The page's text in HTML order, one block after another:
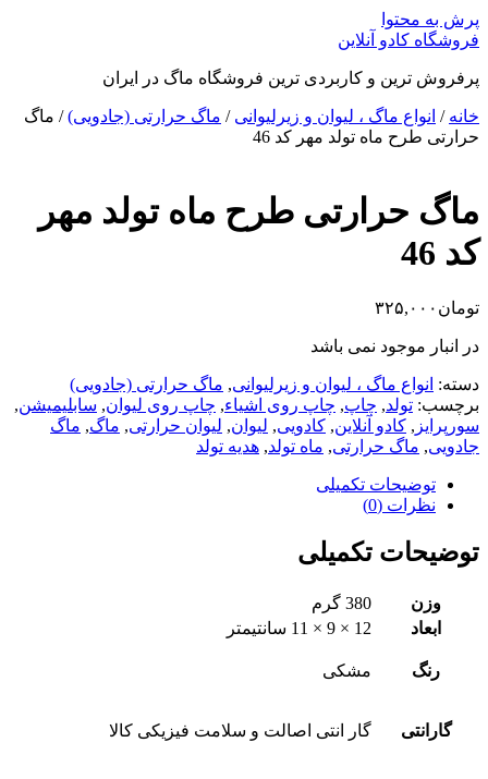
پرش به محتوا
فروشگاه کادو آنلاین
پرفروش ترین و کاربردی ترین فروشگاه ماگ در ایران
خانه / انواع ماگ ، لیوان و زیرلیوانی / ماگ حرارتی (جادویی)/ ماگ
حرارتی طرح ماه تولد مهر کد 46
ماگ حرارتی طرح ماه تولد مهر
کد 46
تومان ۳۲۵,۰۰۰
در انبار موجود نمی باشد
دسته: انواع ماگ ، لیوان و زیرلیوانی, ماگ حرارتی (جادویی)
برچسب: تولد, چاپ, چاپ روی اشیاء, چاپ روی لیوان, سابلیمیشن,
سورپرایز , کادو آنلاین, کادویی, لیوان, لیوان حرارتی, ماگ, ماگ
جادویی, ماگ حرارتی, ماه تولد, هدیه تولد
توضیحات تکمیلی
نظرات (0)
توضیحات تکمیلی
وزن
380 گرم
ابعاد
12 × 9 × 11 سانتیمتر
رنگ مشکی
گارانتی گار انتی اصالت و سلامت فیزیکی کالا